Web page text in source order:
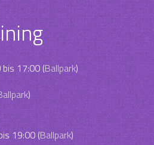
17:00 (Ballpark)
)
19:00 (Ballpark)